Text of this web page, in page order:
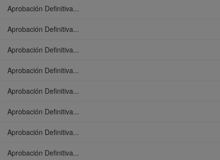
Aprobación Definitiva...
Aprobación Definitiva...
Aprobación Definitiva...
Aprobación Definitiva...
Aprobación Definitiva...
Aprobación Definitiva...
Aprobación Definitiva...
Aprobación Definitiva...